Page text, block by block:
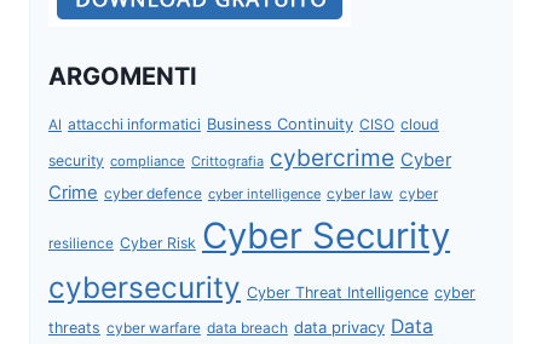
ARGOMENTI
AI attacchi informatici Business Continuity CISO cloud
security compliance Crittografia cybercrime Cyber
Crime cyber defence cyber intelligence cyber law cyber
resilience Cyber Risk Cyber Security
cybersecurity Cyber Threat Intelligence cyber
threats cyber warfare data breach data privacy Data